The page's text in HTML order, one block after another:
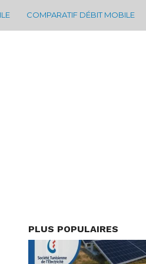
COMPARATIF DÉBIT MOBILE
PLUS POPULAIRES